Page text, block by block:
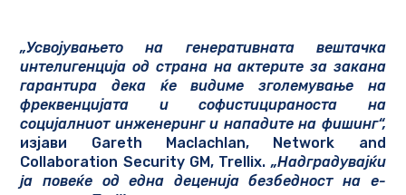
„Усвојувањето на генеративната вештачка
интелигенција од страна на актерите за закана
гарантира дека ќе видиме зголемување на
фреквенцијата и софистицираноста на
социјалниот инженеринг и нападите на фишинг“,
изјави Gareth Maclachlan, Network and
Collaboration Security GM, Trellix. „Надградувајќи
ja повеќе од една деценија безбедност на е-